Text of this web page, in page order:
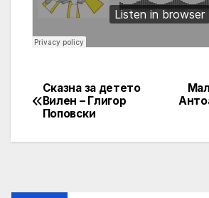
Post
navigation
Сказна за детето
Вилен – Глигор
Поповски